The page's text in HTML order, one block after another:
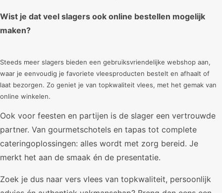
Wist je dat veel slagers ook online bestellen mogelijk
maken?
Steeds meer slagers bieden een gebruiksvriendelijke webshop aan,
waar je eenvoudig je favoriete vleesproducten bestelt en afhaalt of
laat bezorgen. Zo geniet je van topkwaliteit vlees, met het gemak van
online winkelen.
Ook voor feesten en partijen is de slager een vertrouwde
partner. Van gourmetschotels en tapas tot complete
cateringoplossingen: alles wordt met zorg bereid. Je
merkt het aan de smaak én de presentatie.
Zoek je dus naar vers vlees van topkwaliteit, persoonlijk